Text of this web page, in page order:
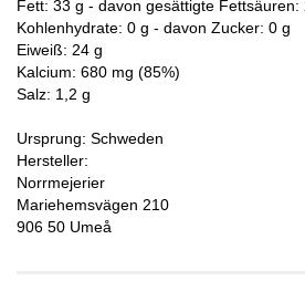
Fett: 33 g - davon gesättigte Fettsäuren:
Kohlenhydrate: 0 g - davon Zucker: 0 g
Eiweiß: 24 g
Kalcium: 680 mg (85%)
Salz: 1,2 g
Ursprung: Schweden
Hersteller:
Norrmejerier
Mariehemsvägen 210
906 50 Umeå